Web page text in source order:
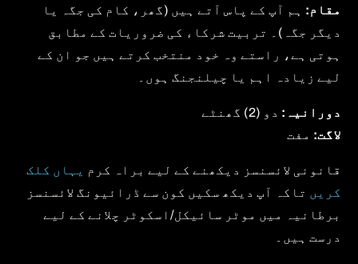
مقام: ہم آپ کے پاس آتے ہیں (گھر، کام کی جگہ یا
دیگر جگہ)۔ تربیت شرکاء کی ضروریات کے مطابق
ہوتی ہے، راستے وہ خود منتخب کرتے ہیں جو ان کے
لیے زیادہ اہم یا چیلنجنگ ہوں۔
دورانیہ: دو (2) گھنٹے
لاگت: مفت
قانونی لائسنسز دیکھنے کے لیے براہ کرم یہاں کلک
کریں تاکہ آپ دیکھ سکیں کون سے ڈرائیونگ لائسنسز
برطانیہ میں موٹر سائیکل/اسکوٹر چلانے کے لیے
درست ہیں۔